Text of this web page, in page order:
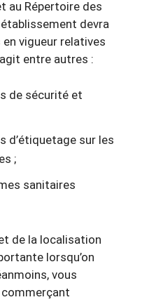
au Répertoire des
devra
vigueur relatives
entre autres :
de sécurité et
d’étiquetage sur les
;
sanitaires
de la localisation
lorsqu’on
vous
commerçant